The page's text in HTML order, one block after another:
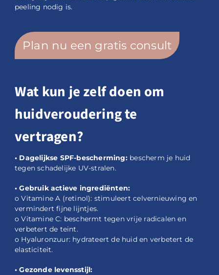
peeling nodig is.
Plan nu een gratis consult
Wat kun je zelf doen om
huidveroudering te
vertragen?
• Dagelijkse SPF-bescherming:bescherm je huid
tegen schadelijke UV-stralen.
• Gebruik actieve ingrediënten:
o Vitamine A (retinol): stimuleert celvernieuwing en
vermindert fijne lijntjes.
o Vitamine C: beschermt tegen vrije radicalen en
verbetert de teint.
o Hyaluronzuur: hydrateert de huid en verbetert de
elasticiteit.
• Gezonde levensstijl: